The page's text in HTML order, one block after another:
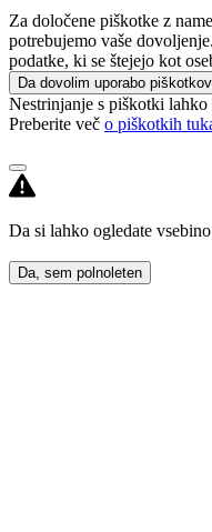
Za določene piškotke z
potrebujemo vaše
podatke, ki se štejejo kot
Da dovolim uporabo piškotkov
Nestrinjanje s piškotki
Preberite več o piškotkih
Da si lahko ogledate
Da, sem polnoleten